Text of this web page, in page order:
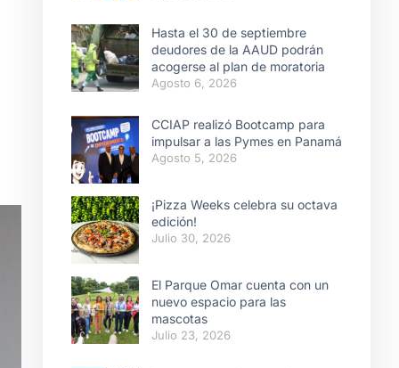
Hasta el 30 de septiembre
deudores de la AAUD podrán
acogerse al plan de moratoria
Agosto 6, 2026
CCIAP realizó Bootcamp para
impulsar a las Pymes en Panamá
Agosto 5, 2026
¡Pizza Weeks celebra su octava
edición!
Julio 30, 2026
El Parque Omar cuenta con un
nuevo espacio para las
mascotas
Julio 23, 2026